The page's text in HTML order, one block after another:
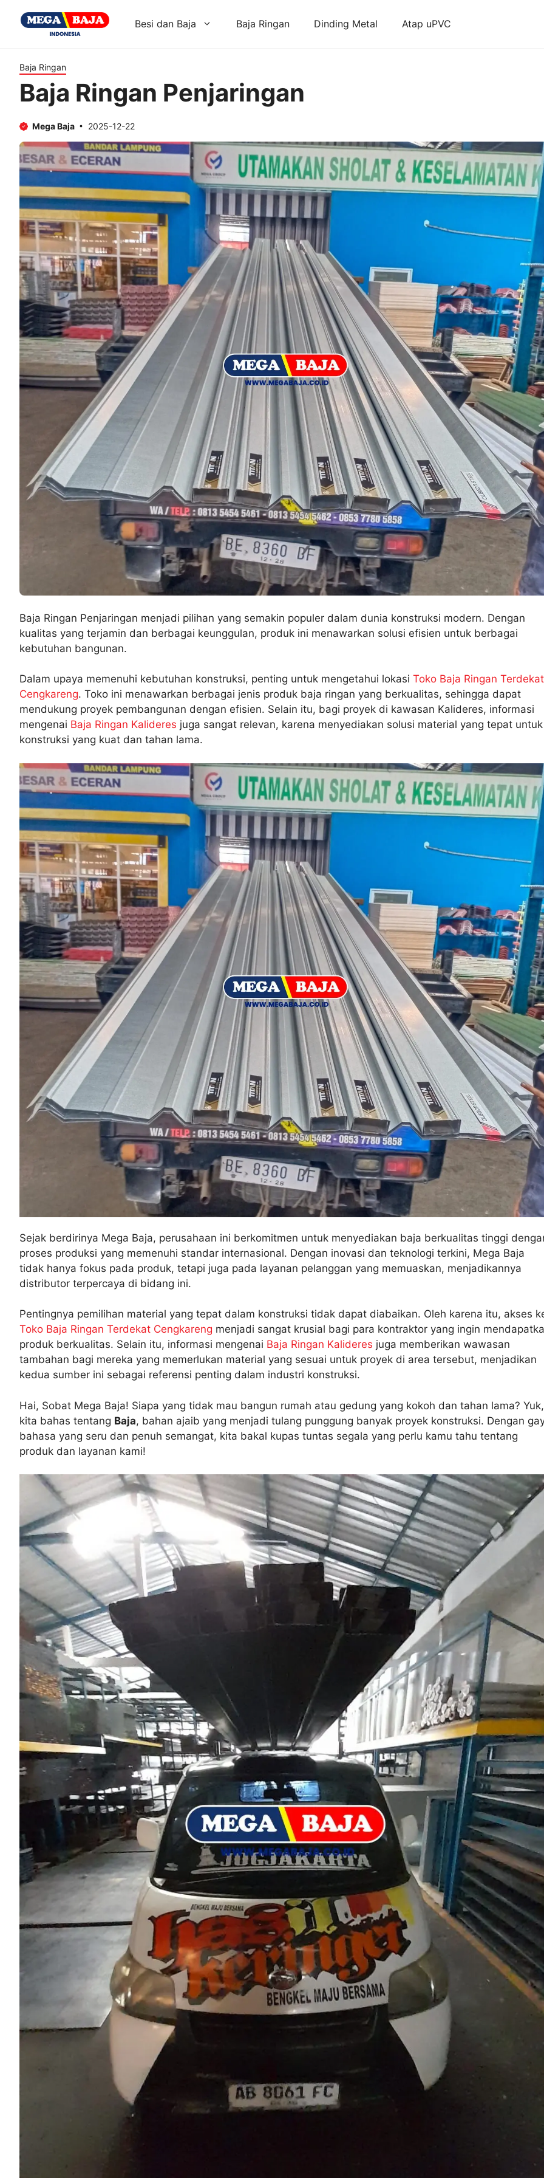
Besi dan Baja Baja Ringan Dinding Metal Atap uPVC
Baja Ringan
Baja Ringan Penjaringan
Mega Baja 2025-12-22
Baja Ringan Penjaringan menjadi pilihan yang semakin populer dalam dunia konstruksi modern. Dengan
kualitas yang terjamin dan berbagai keunggulan, produk ini menawarkan solusi efisien untuk berbagai
kebutuhan bangunan.
Dalam upaya memenuhi kebutuhan konstruksi, penting untuk mengetahui lokasi Toko Baja Ringan Terdekat
Cengkareng. Toko ini menawarkan berbagai jenis produk baja ringan yang berkualitas, sehingga dapat
mendukung proyek pembangunan dengan efisien. Selain itu, bagi proyek di kawasan Kalideres, informasi
mengenai Baja Ringan Kalideres juga sangat relevan, karena menyediakan solusi material yang tepat untuk
konstruksi yang kuat dan tahan lama.
Sejak berdirinya Mega Baja, perusahaan ini berkomitmen untuk menyediakan baja berkualitas tinggi
proses produksi yang memenuhi standar internasional. Dengan inovasi dan teknologi terkini, Mega Baja
tidak hanya fokus pada produk, tetapi juga pada layanan pelanggan yang memuaskan, menjadikannya
distributor terpercaya di bidang ini.
Pentingnya pemilihan material yang tepat dalam konstruksi tidak dapat diabaikan. Oleh karena itu, akses
Toko Baja Ringan Terdekat Cengkareng menjadi sangat krusial bagi para kontraktor yang ingin
produk berkualitas. Selain itu, informasi mengenai Baja Ringan Kalideres juga memberikan wawasan
tambahan bagi mereka yang memerlukan material yang sesuai untuk proyek di area tersebut, menjadikan
kedua sumber ini sebagai referensi penting dalam industri konstruksi.
Hai, Sobat Mega Baja! Siapa yang tidak mau bangun rumah atau gedung yang kokoh dan tahan lama? Yuk,
kita bahas tentang Baja, bahan ajaib yang menjadi tulang punggung banyak proyek konstruksi. Dengan
bahasa yang seru dan penuh semangat, kita bakal kupas tuntas segala yang perlu kamu tahu tentang
produk dan layanan kami!